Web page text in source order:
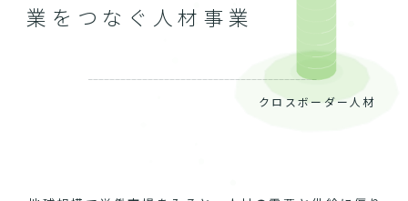
業をつなぐ人材事業
クロスボーダー人材